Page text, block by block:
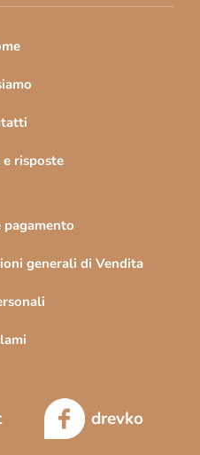
e risposte
pagamento
generali di Vendita
drevko